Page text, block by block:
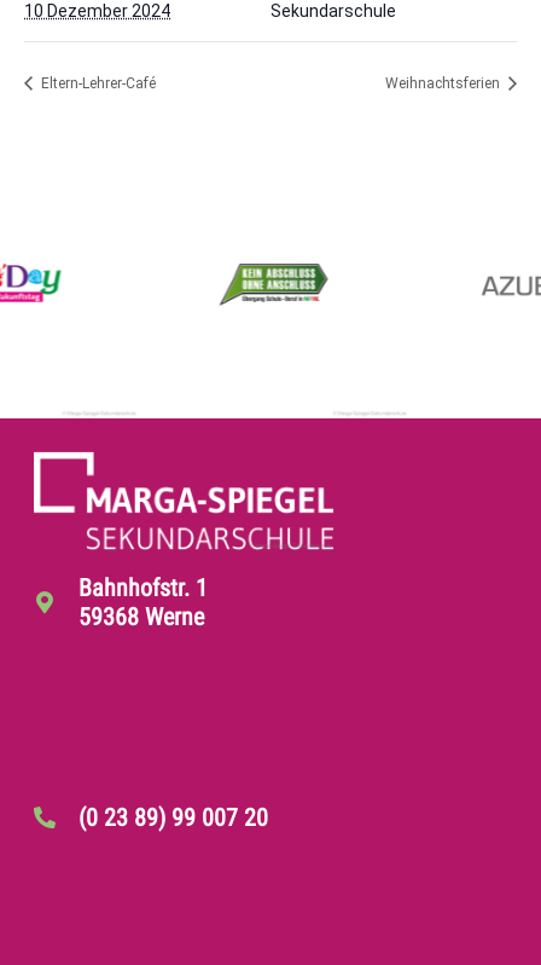
10 Dezember 2024
Sekundarschule
Eltern-Lehrer-Café Weihnachtsferien
Bahnhofstr. 1
59368 Werne
(0 23 89) 99 007 20